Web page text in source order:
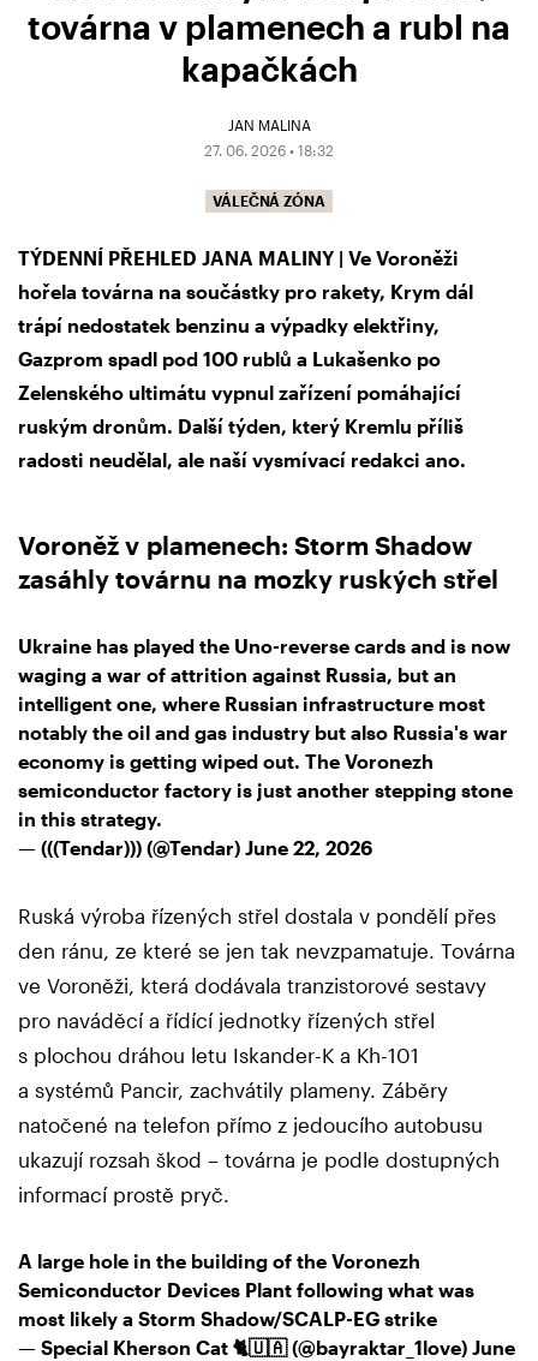
továrna v plamenech a rubl na
kapačkách
JAN MALINA
27. 06. 2026 • 18:32
VÁLEČNÁ ZÓNA
TÝDENNÍ PŘEHLED JANA MALINY | Ve Voroněži
hořela továrna na součástky pro rakety, Krym dál
trápí nedostatek benzinu a výpadky elektřiny,
Gazprom spadl pod 100 rublů a Lukašenko po
Zelenského ultimátu vypnul zařízení pomáhající
ruským dronům. Další týden, který Kremlu příliš
radosti neudělal, ale naší vysmívací redakci ano.
Voroněž v plamenech: Storm Shadow
zasáhly továrnu na mozky ruských střel
Ukraine has played the Uno-reverse cards and is now
waging a war of attrition against Russia, but an
intelligent one, where Russian infrastructure most
notably the oil and gas industry but also Russia's war
economy is getting wiped out. The Voronezh
semiconductor factory is just another stepping stone
in this strategy.
— (((Tendar))) (@Tendar) June 22, 2026
Ruská výroba řízených střel dostala v pondělí přes
den ránu, ze které se jen tak nevzpamatuje. Továrna
ve Voroněži, která dodávala tranzistorové sestavy
pro naváděcí a řídící jednotky řízených střel
s plochou dráhou letu Iskander-K a Kh-101
a systémů Pancir, zachvátily plameny. Záběry
natočené na telefon přímo z jedoucího autobusu
ukazují rozsah škod – továrna je podle dostupných
informací prostě pryč.
A large hole in the building of the Voronezh
Semiconductor Devices Plant following what was
most likely a Storm Shadow/SCALP-EG strike
— Special Kherson Cat 🐈🇺🇦 (@bayraktar_1love) June